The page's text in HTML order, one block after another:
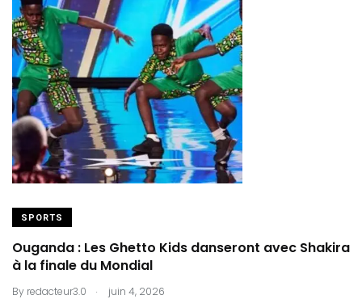
SPORTS
Ouganda : Les Ghetto Kids danseront avec Shakira
à la finale du Mondial
By redacteur3.0 . juin 4, 2026